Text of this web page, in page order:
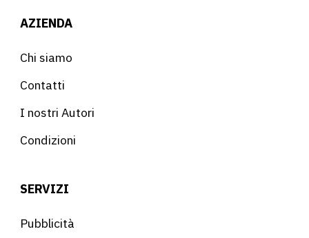
AZIENDA
Chi siamo
Contatti
I nostri Autori
Condizioni
SERVIZI
Pubblicità